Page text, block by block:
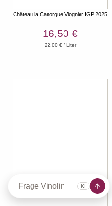
Château la Canorgue Viognier IGP 2025
16,50 €
22,00 € / Liter